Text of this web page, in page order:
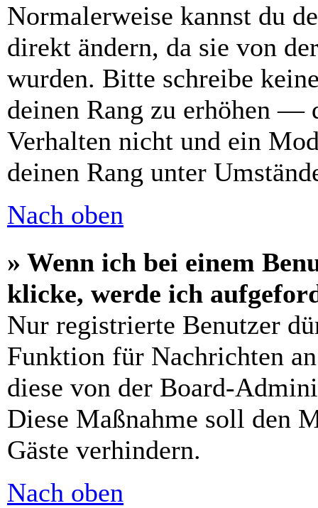
Normalerweise kannst du
direkt ändern, da sie von
wurden. Bitte schreibe
deinen Rang zu erhöhen —
Verhalten nicht und ein
deinen Rang unter
Nach oben
» Wenn ich bei einem
klicke, werde ich
Nur registrierte Benutzer
Funktion für Nachrichten
diese von der Board-
Diese Maßnahme soll den
Gäste verhindern.
Nach oben